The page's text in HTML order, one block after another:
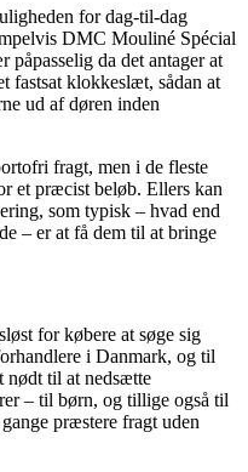
for dag-til-dag
DMC Mouliné Spécial
da det antager at
fastsat klokkeslæt, sådan at
ud af døren inden
fragt, men i de fleste
et præcist beløb. Ellers kan
som typisk – hvad end
– er at få dem til at bringe
for købere at søge sig
i Danmark, og til
nødt til at nedsætte
– til børn, og tillige også til
præstere fragt uden